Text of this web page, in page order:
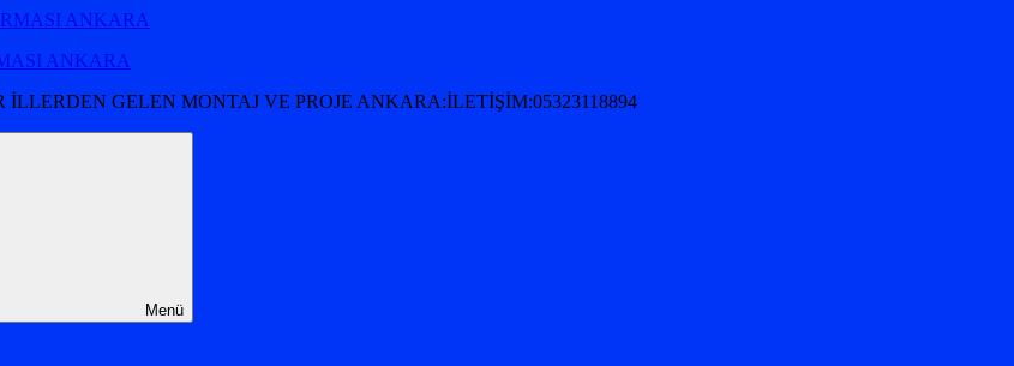
ANKARA
GELEN MONTAJ VE PROJE ANKARA:İLETİŞİM:05323118894
Menü